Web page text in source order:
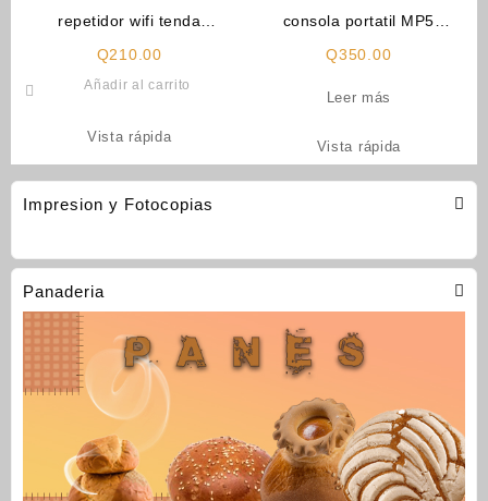
Impresion y Fotocopias
Panaderia
repetidor wifi tenda
Q210.00
Añadir al carrito
Vista rápida
consola portatil MP5
Q350.00
Leer más
Vista rápida